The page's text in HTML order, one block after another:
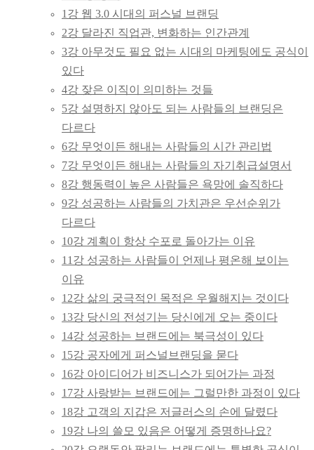
하브챌린지
1강 웹 3.0 시대의 퍼스널 브랜딩
2강 달라진 직업관, 변화하는 인간관계
3강 아무것도 필요 없는 시대의 마케팅에도 공식이
있다
4강 잦은 이직이 의미하는 것들
5강 설명하지 않아도 되는 사람들의 브랜딩은
다르다
6강 무엇이든 해내는 사람들의 시간 관리법
7강 무엇이든 해내는 사람들의 자기취급설명서
8강 행동력이 높은 사람들은 욕망에 솔직하다
9강 성공하는 사람들의 가치관은 우선순위가
다르다
10강 계획이 항상 수포로 돌아가는 이유
11강 성공하는 사람들이 언제나 평온해 보이는
이유
12강 삶의 궁극적인 목적은 우월해지는 것이다
13강 당신의 전성기는 당신에게 오는 중이다
14강 성공하는 브랜드에는 북극성이 있다
15강 공자에게 퍼스널브랜딩을 묻다
16강 아이디어가 비즈니스가 되어가는 과정
17강 사랑받는 브랜드에는 그럴만한 과정이 있다
18강 고객의 지갑은 저글러스의 손에 달렸다
19강 나의 쓸모 있음은 어떻게 증명하나요?